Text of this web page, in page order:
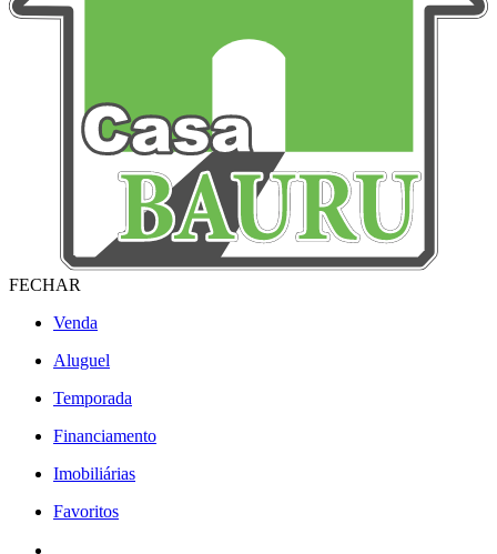
FECHAR
Venda
Aluguel
Temporada
Financiamento
Imobiliárias
Favoritos